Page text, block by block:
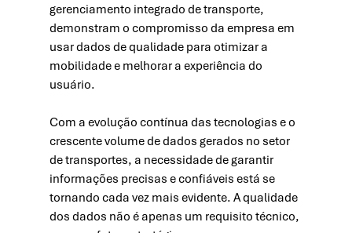
gerenciamento integrado de transporte,
demonstram o compromisso da empresa em
usar dados de qualidade para otimizar a
mobilidade e melhorar a experiência do
usuário.
Com a evolução contínua das tecnologias e o
crescente volume de dados gerados no setor
de transportes, a necessidade de garantir
informações precisas e confiáveis está se
tornando cada vez mais evidente. A qualidade
dos dados não é apenas um requisito técnico,